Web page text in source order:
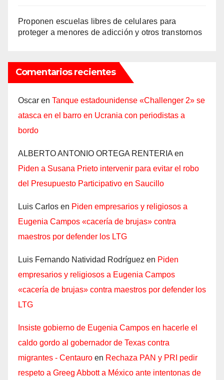
Proponen escuelas libres de celulares para
proteger a menores de adicción y otros transtornos
Comentarios recientes
Oscar en Tanque estadounidense «Challenger 2» se
atasca en el barro en Ucrania con periodistas a
bordo
ALBERTO ANTONIO ORTEGA RENTERIA en
Piden a Susana Prieto intervenir para evitar el robo
del Presupuesto Participativo en Saucillo
Luis Carlos en Piden empresarios y religiosos a
Eugenia Campos «cacería de brujas» contra
maestros por defender los LTG
Luis Fernando Natividad Rodríguez en Piden
empresarios y religiosos a Eugenia Campos
«cacería de brujas» contra maestros por defender los
LTG
Insiste gobierno de Eugenia Campos en hacerle el
caldo gordo al gobernador de Texas contra
migrantes - Centauro en Rechaza PAN y PRI pedir
respeto a Greeg Abbott a México ante intentonas de